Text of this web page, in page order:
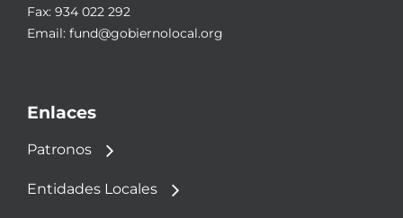
Fax: 934 022 292
Email: fund@gobiernolocal.org
Enlaces
Patronos
Entidades Locales